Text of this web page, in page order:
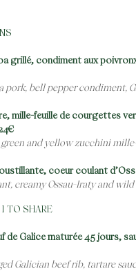
grillé, condiment aux
pork, bell pepper condiment,
mille-feuille de courgettes
and yellow zucchini
coeur coulant
creamy Ossau-Iraty and
I TO SHARE
de Galice maturée 45 jours,
Galician beef rib, tartare